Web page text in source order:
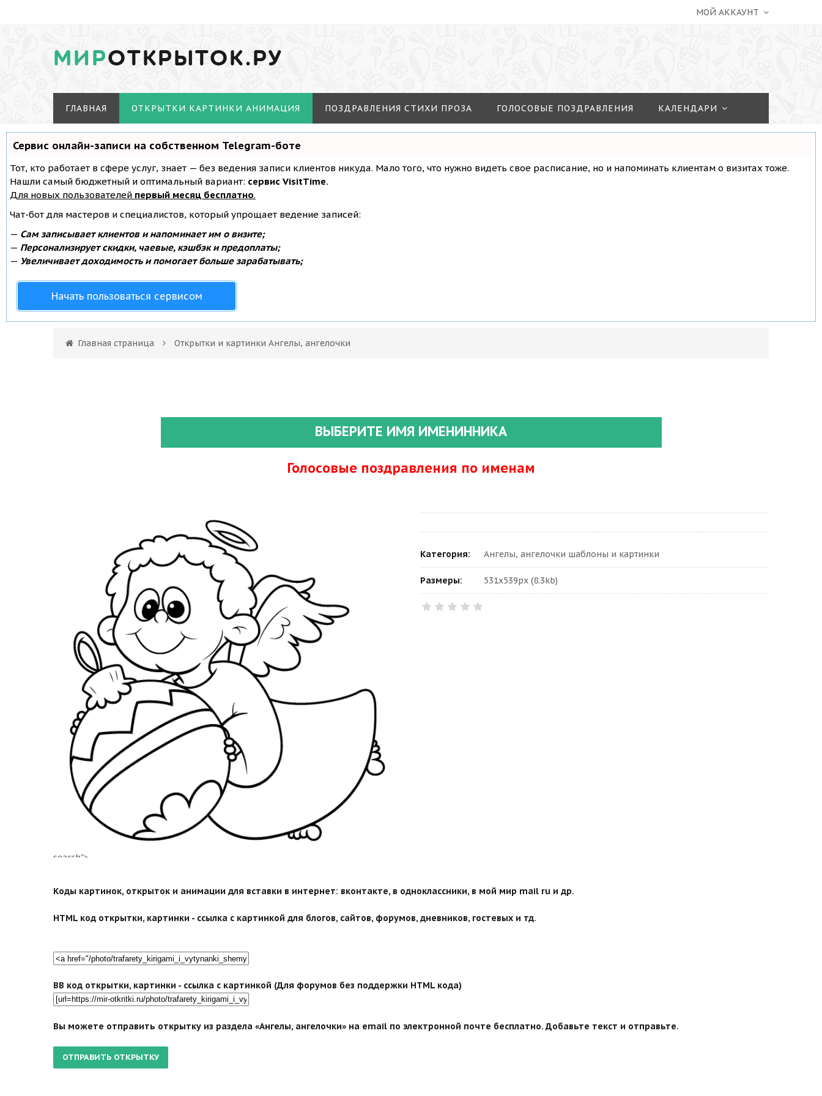
МОЙ АККАУНТ
МИРОТКРЫТОК.РУ
ГЛАВНАЯ ОТКРЫТКИ КАРТИНКИ АНИМАЦИЯ ПОЗДРАВЛЕНИЯ СТИХИ ПРОЗА ГОЛОСОВЫЕ ПОЗДРАВЛЕНИЯ КАЛЕНДАРИ
Сервис онлайн-записи на собственном Telegram-боте
Тот, кто работает в сфере услуг, знает — без ведения записи клиентов никуда. Мало того, что нужно видеть свое расписание, но и напоминать клиентам о визитах тоже.
Нашли самый бюджетный и оптимальный вариант: сервис VisitTime.
Для новых пользователей первый месяц бесплатно.
Чат-бот для мастеров и специалистов, который упрощает ведение записей:
— Сам записывает клиентов и напоминает им о визите;
— Персонализирует скидки, чаевые, кэшбэк и предоплаты;
— Увеличивает доходимость и помогает больше зарабатывать;
Начать пользоваться сервисом
Главная страница Открытки и картинки Ангелы, ангелочки
ВЫБЕРИТЕ ИМЯ ИМЕНИННИКА
Голосовые поздравления по именам
search">
Категория: Ангелы, ангелочки шаблоны и картинки
Размеры: 531x539px (8.3kb)
Коды картинок, открыток и анимации для вставки в интернет: вконтакте, в одноклассники, в мой мир mail ru и др.
HTML код открытки, картинки - ссылка с картинкой для блогов, сайтов, форумов, дневников, гостевых и тд.
BB код открытки, картинки - ссылка с картинкой (Для форумов без поддержки HTML кода)
Вы можете отправить открытку из раздела «Ангелы, ангелочки» на email по электронной почте бесплатно. Добавьте текст и отправьте.